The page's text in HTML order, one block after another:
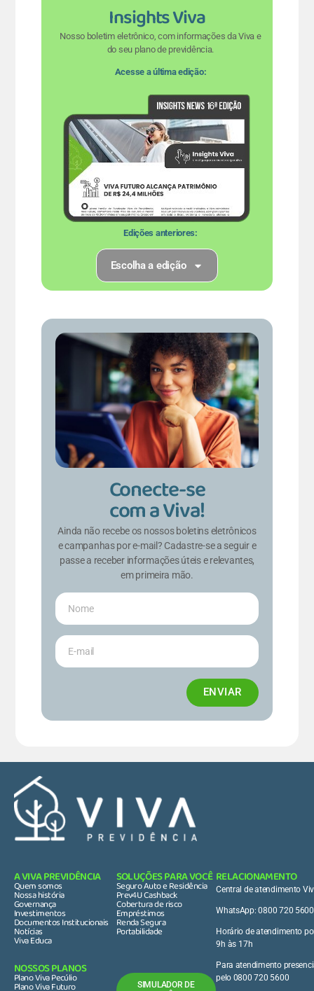
Insights Viva
Nosso boletim eletrônico, com informações da Viva e
do seu plano de previdência.
Acesse a última edição:
Edições anteriores:
Escolha a edição
Conecte-se
com a Viva!
Ainda não recebe os nossos boletins eletrônicos
e campanhas por e-mail? Cadastre-se a seguir e
passe a receber informações úteis e relevantes,
em primeira mão.
ENVIAR
A VIVA PREVIDÊNCIA
Quem somos
Nossa história
Governança
Investimentos
Documentos Institucionais
Notícias
Viva Educa
NOSSOS PLANOS
Plano Viva Pecúlio
SOLUÇÕES PARA VOCÊ
Seguro Auto e Residência
Prev4U Cashback
Cobertura de risco
Empréstimos
Renda Segura
Portabilidade
SIMULADOR DE
RELACIONAMENTO
Central de atendimento
WhatsApp: 0800 720 5600
Horário de atendimento
9h às 17h
Para atendimento
pelo 0800 720 5600